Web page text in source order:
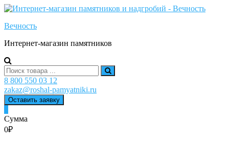
Skip
content
Вечность
Интернет-магазин памятников
Search
for:
8 800 550 03 12
zakaz@roshal-pamyatniki.ru
Оставить заявку
Сумма
0₽